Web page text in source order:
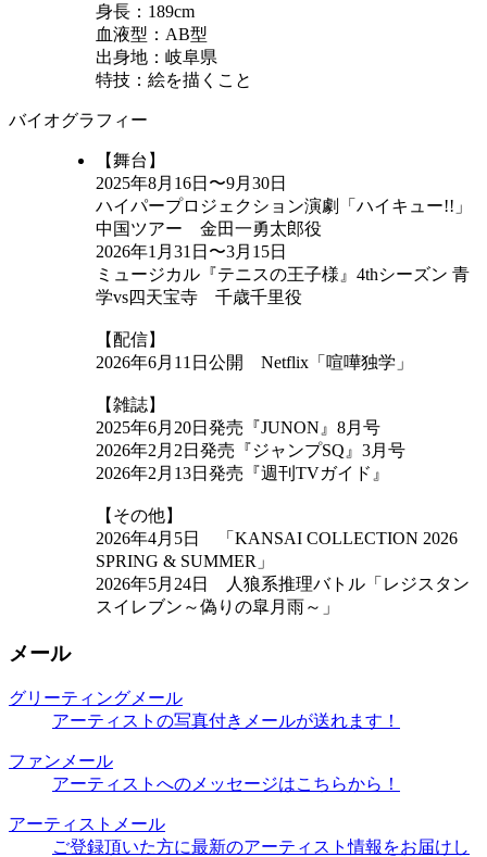
身長：189cm
血液型：AB型
出身地：岐阜県
特技：絵を描くこと
バイオグラフィー
【舞台】
2025年8月16日〜9月30日
ハイパープロジェクション演劇「ハイキュー!!」
中国ツアー 金田一勇太郎役
2026年1月31日〜3月15日
ミュージカル『テニスの王子様』4thシーズン 青
学vs四天宝寺 千歳千里役
【配信】
2026年6月11日公開 Netflix「喧嘩独学」
【雑誌】
2025年6月20日発売『JUNON』8月号
2026年2月2日発売『ジャンプSQ』3月号
2026年2月13日発売『週刊TVガイド』
【その他】
2026年4月5日 「KANSAI COLLECTION 2026
SPRING & SUMMER」
2026年5月24日 人狼系推理バトル「レジスタン
スイレブン～偽りの皐月雨～」
メール
グリーティングメール
アーティストの写真付きメールが送れます！
ファンメール
アーティストへのメッセージはこちらから！
アーティストメール
ご登録頂いた方に最新のアーティスト情報をお届けし